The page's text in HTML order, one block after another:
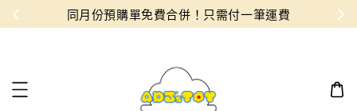
！ 同月份預購單免費合併！只需付一筆運費